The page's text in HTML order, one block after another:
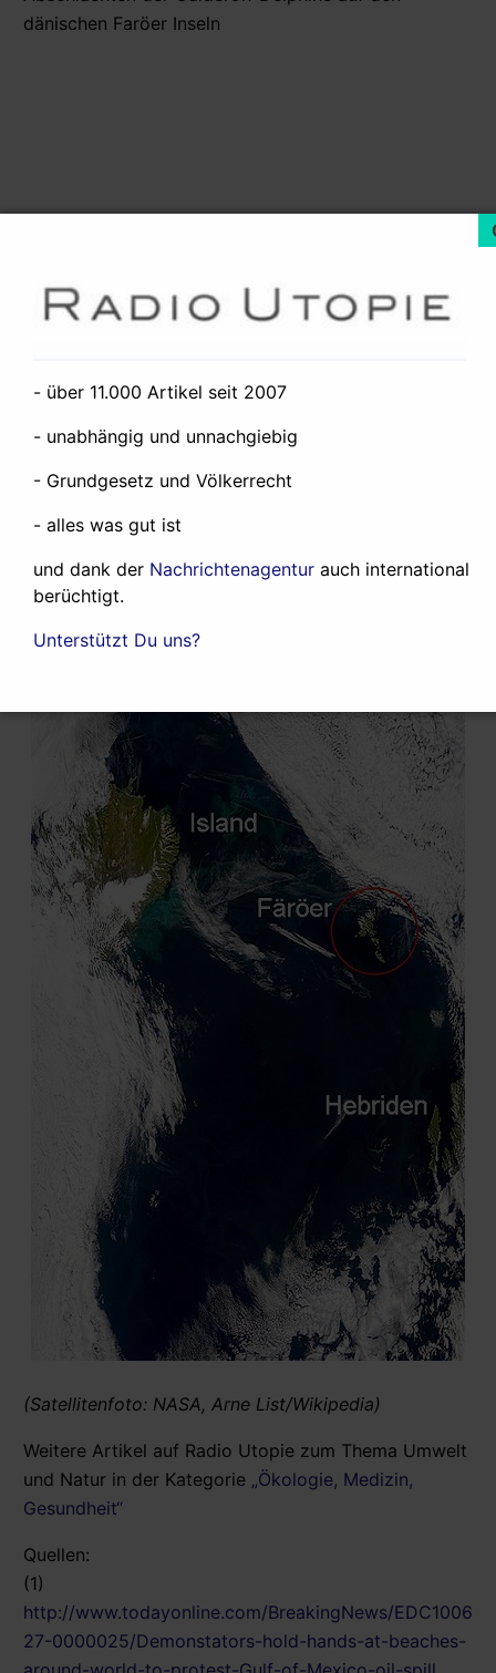
dänischen Faröer Inseln
In der Ausgabe November/Dezember 2007 von
besten Reiseziele der Welt in der Kategorie „Inseln“
veröffentlicht, die von über 500 Experten ausgewählt
wurden.Die Färöer rangieren auf Platz 1
(Satellitenfoto: NASA, Arne List/Wikipedia)
Weitere Artikel auf Radio Utopie zum Thema Umwelt
und Natur in der Kategorie „Ökologie, Medizin,
Gesundheit“
Quellen:
(1)
http://www.todayonline.com/BreakingNews/EDC1006
27-0000025/Demonstators-hold-hands-at-beaches-
- über 11.000 Artikel seit 2007
- unabhängig und unnachgiebig
- Grundgesetz und Völkerrecht
- alles was gut ist
und dank der Nachrichtenagentur auch international
berüchtigt.
Unterstützt Du uns?